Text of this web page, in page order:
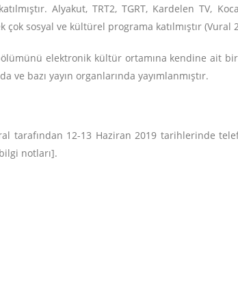
Alyakut, TRT2, TGRT, Kardelen TV,
sosyal ve kültürel programa katılmıştır (Vural
elektronik kültür ortamına kendine ait
ve bazı yayın organlarında yayımlanmıştır.
tarafından 12-13 Haziran 2019 tarihlerinde
notları].